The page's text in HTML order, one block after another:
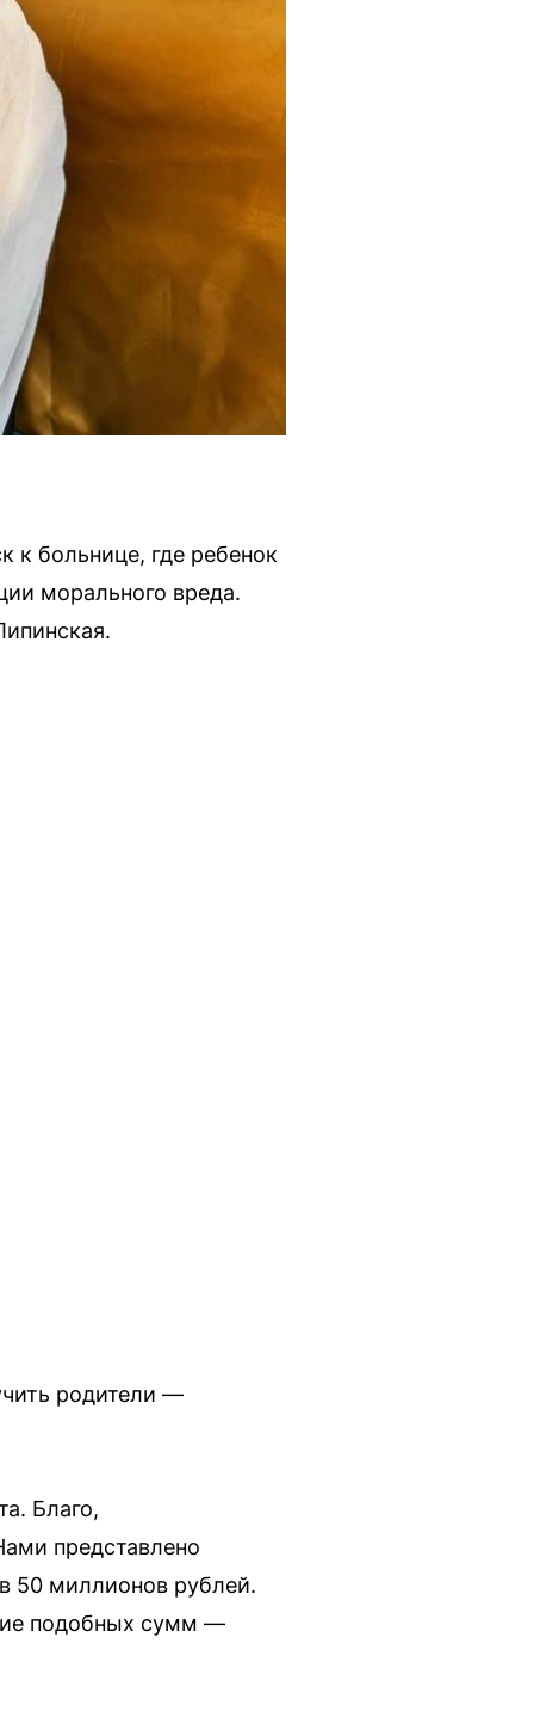
к больнице, где ребенок
морального вреда.
родители —
Благо,
представлено
50 миллионов рублей.
подобных сумм —